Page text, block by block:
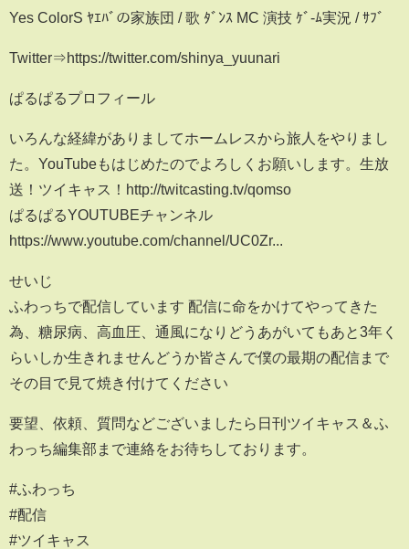
Yes ColorS ﾔｴﾊﾞの家族団 / 歌 ﾀﾞﾝｽ MC 演技 ｹﾞ-ﾑ実況 / ｻﾌﾞ
Twitter⇒https://twitter.com/shinya_yuunari
ぱるぱるプロフィール
いろんな経緯がありましてホームレスから旅人をやりまし
た。YouTubeもはじめたのでよろしくお願いします。生放
送！ツイキャス！http://twitcasting.tv/qomso
ぱるぱるYOUTUBEチャンネル
https://www.youtube.com/channel/UC0Zr...
せいじ
ふわっちで配信しています 配信に命をかけてやってきた
為、糖尿病、高血圧、通風になりどうあがいてもあと3年く
らいしか生きれませんどうか皆さんで僕の最期の配信まで
その目で見て焼き付けてください
要望、依頼、質問などございましたら日刊ツイキャス＆ふ
わっち編集部まで連絡をお待ちしております。
#ふわっち
#配信
#ツイキャス